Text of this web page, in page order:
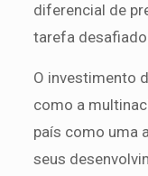
diferencial de
tarefa
O investimento
como a
país como uma
seus